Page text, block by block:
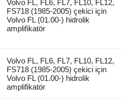
Volvo FL, FL6, FL7, FL10, FL12,
FS718 (1985-2005) çekici için
Volvo FL (01.00-) hidrolik
amplifikatör
Volvo FL, FL6, FL7, FL10, FL12,
FS718 (1985-2005) çekici için
Volvo FL (01.00-) hidrolik
amplifikatör